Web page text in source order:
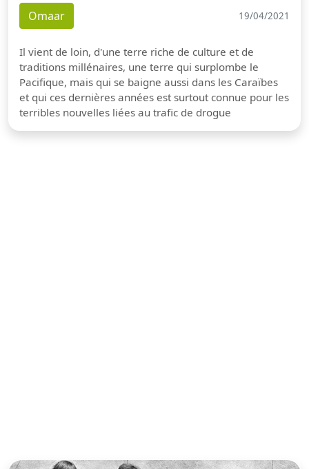
Omaar 19/04/2021
Il vient de loin, d'une terre riche de culture et de
traditions millénaires, une terre qui surplombe le
Pacifique, mais qui se baigne aussi dans les Caraïbes
et qui ces dernières années est surtout connue pour les
terribles nouvelles liées au trafic de drogue